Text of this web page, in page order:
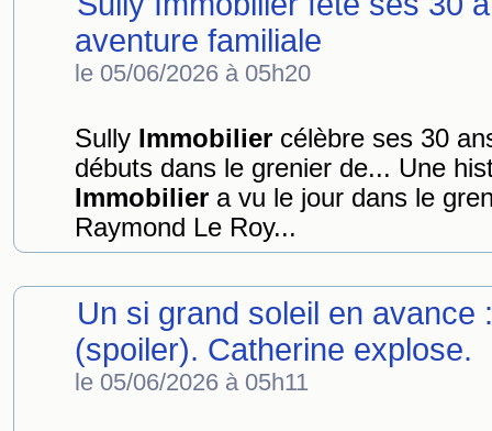
aventure familiale
le 05/06/2026 à 05h20
Sully Immobilier célèbre ses 30
débuts dans le grenier de... Une
Immobilier a vu le jour dans le
Raymond Le Roy...
Un si grand soleil en avance
(spoiler). Catherine explose.
le 05/06/2026 à 05h11